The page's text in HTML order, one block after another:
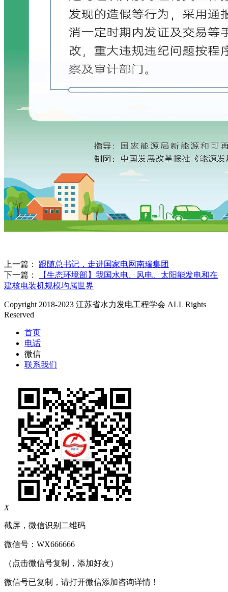
上一篇： 跟随总书记，走进国家电网南瑞集团
下一篇：
【生态环境部】我国水电、风电、太阳能发电和在
建核电装机规模均属世界
Copyright 2018-2023 江苏省水力发电工程学会 ALL Rights
Reserved
首页
电话
微信
联系我们
X
截屏，微信识别二维码
微信号： WX666666
（点击微信号复制，添加好友）
微信号已复制，请打开微信添加咨询详情！